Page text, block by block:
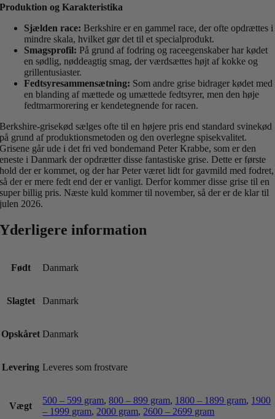
Produktion og Karakteristika
Sjælden race: Berkshire er en gammel race, der ofte opdrættes i
mindre skala, hvilket gør det til et specialprodukt.
Smagsprofil: På grund af fodring og raceegenskaber har kødet
en sødlig, nøddeagtig smag, der værdsættes højt af kokke og
grillentusiaster.
Fedtsyresammensætning: Som andre grise bidrager kødet med
en blanding af mættede og umættede fedtsyrer, men den høje
fedtmarmorering er kendetegnende for racen.
Berkshire-grisekød sælges ofte til en højere pris end standard svinekød
på grund af produktionsmetoden og den overlegne spisekvalitet.
Grisene går ude i det fri ved bondemand Peter Krabbe, som er den
eneste i Danmark der opdrætter disse fantastiske grise. Dette er første
hold der er kommet, og der har Peter været lidt for gavmild med fodret,
så der er mere fedt end der er vanligt. Derfor kommer disse grise til en
super billig pris. Næste kuld kommer til november, så der er de klar til
julen 2026.
Yderligere information
Født Danmark
Slagtet Danmark
Opskåret Danmark
Levering Leveres som frostvare
Vægt
500 – 599 gram,800 – 899 gram, 1800 – 1899 gram, 1900
– 1999 gram, 2000 gram, 2600 – 2699 gram